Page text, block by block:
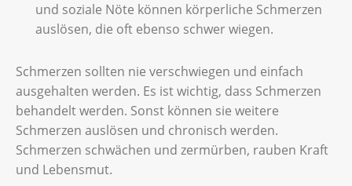
und soziale Nöte können körperliche Schmerzen
auslösen, die oft ebenso schwer wiegen.
Schmerzen sollten nie verschwiegen und einfach
ausgehalten werden. Es ist wichtig, dass Schmerzen
behandelt werden. Sonst können sie weitere
Schmerzen auslösen und chronisch werden.
Schmerzen schwächen und zermürben, rauben Kraft
und Lebensmut.